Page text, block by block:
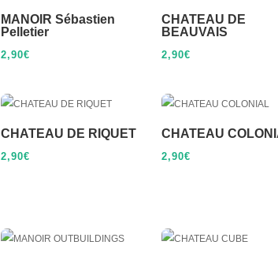
MANOIR Sébastien
Pelletier
2,90€
CHATEAU DE
BEAUVAIS
2,90€
CHATEAU DE RIQUET
2,90€
CHATEAU
2,90€